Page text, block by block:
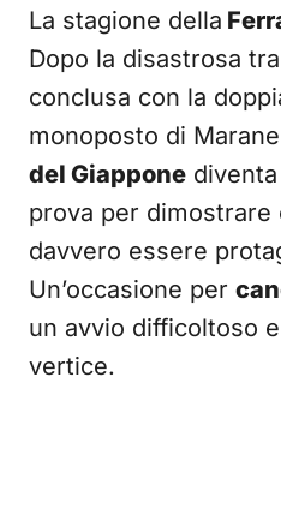
La stagione della
Dopo la disastrosa
conclusa con la
monoposto di
del Giappone
prova per dimostrare
davvero essere
Un’occasione per
un avvio difficoltoso
vertice.